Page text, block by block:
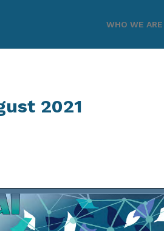
WHO WE ARE
2021